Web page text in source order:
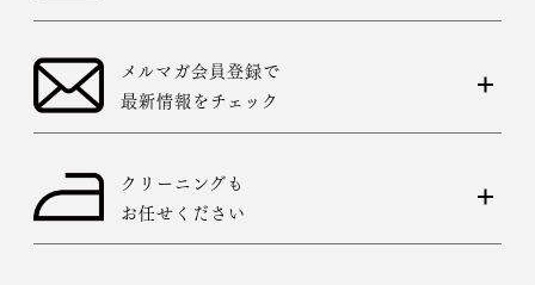
メルマガ会員登録で
最新情報をチェック
クリーニングも
お任せください